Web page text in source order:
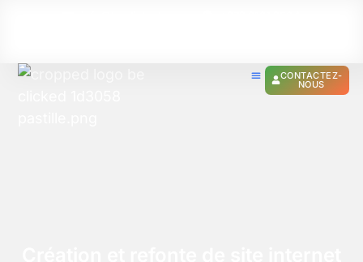
CONTACTEZ-
NOUS